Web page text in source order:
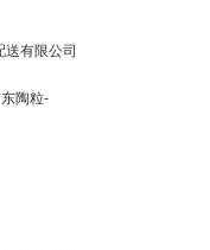
有限公司
陶粒-